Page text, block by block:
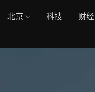
北京 科技 财经